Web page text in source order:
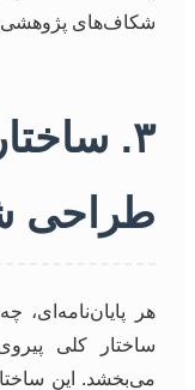
شکاف‌های پژوهشی
۳.
طراحی
هر
ساختار کلی
می‌بخشد. این